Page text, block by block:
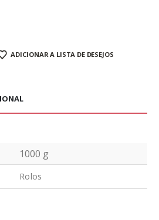
ADICIONAR A LISTA DE DESEJOS
1000 g
Rolos